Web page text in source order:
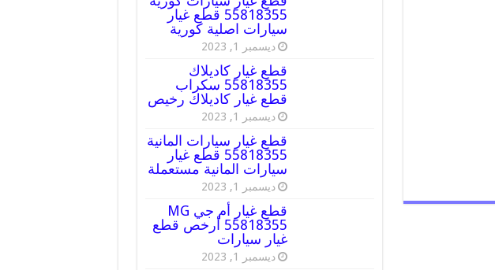
55818355 قطع غيار
سيارات اصلية كورية
ديسمبر 1, 2023
قطع غيار كاديلاك
55818355 سكراب
قطع غيار كاديلاك رخيص
ديسمبر 1, 2023
قطع غيار سيارات المانية
55818355 قطع غيار
سيارات المانية مستعملة
ديسمبر 1, 2023
قطع غيار أم جي MG
55818355 أرخص قطع
غيار سيارات
ديسمبر 1, 2023